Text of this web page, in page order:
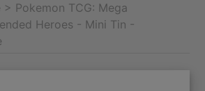
> Pokemon TCG: Mega
Heroes - Mini Tin -